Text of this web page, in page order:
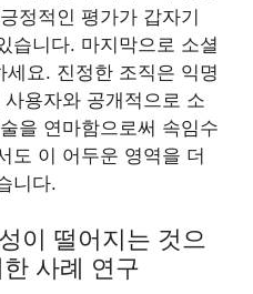
정적인 평가가 갑자기
습니다. 마지막으로 소셜
요. 진정한 조직은 익명
용자와 공개적으로 소
을 연마함으로써 속임수
도 이 어두운 영역을 더
니다.
이 떨어지는 것으
사례 연구